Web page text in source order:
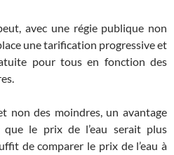
avec une régie publique non
une tarification progressive et
pour tous en fonction des
non des moindres, un avantage
que le prix de l’eau serait plus
de comparer le prix de l’eau à